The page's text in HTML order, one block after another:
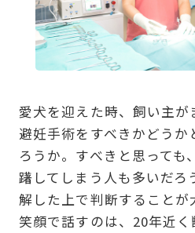
愛犬を迎えた時、飼い主が
避妊手術をすべきかどうか
ろうか。すべきと思っても
躇してしまう人も多いだろ
解した上で判断することが
笑顔で話すのは、20年近